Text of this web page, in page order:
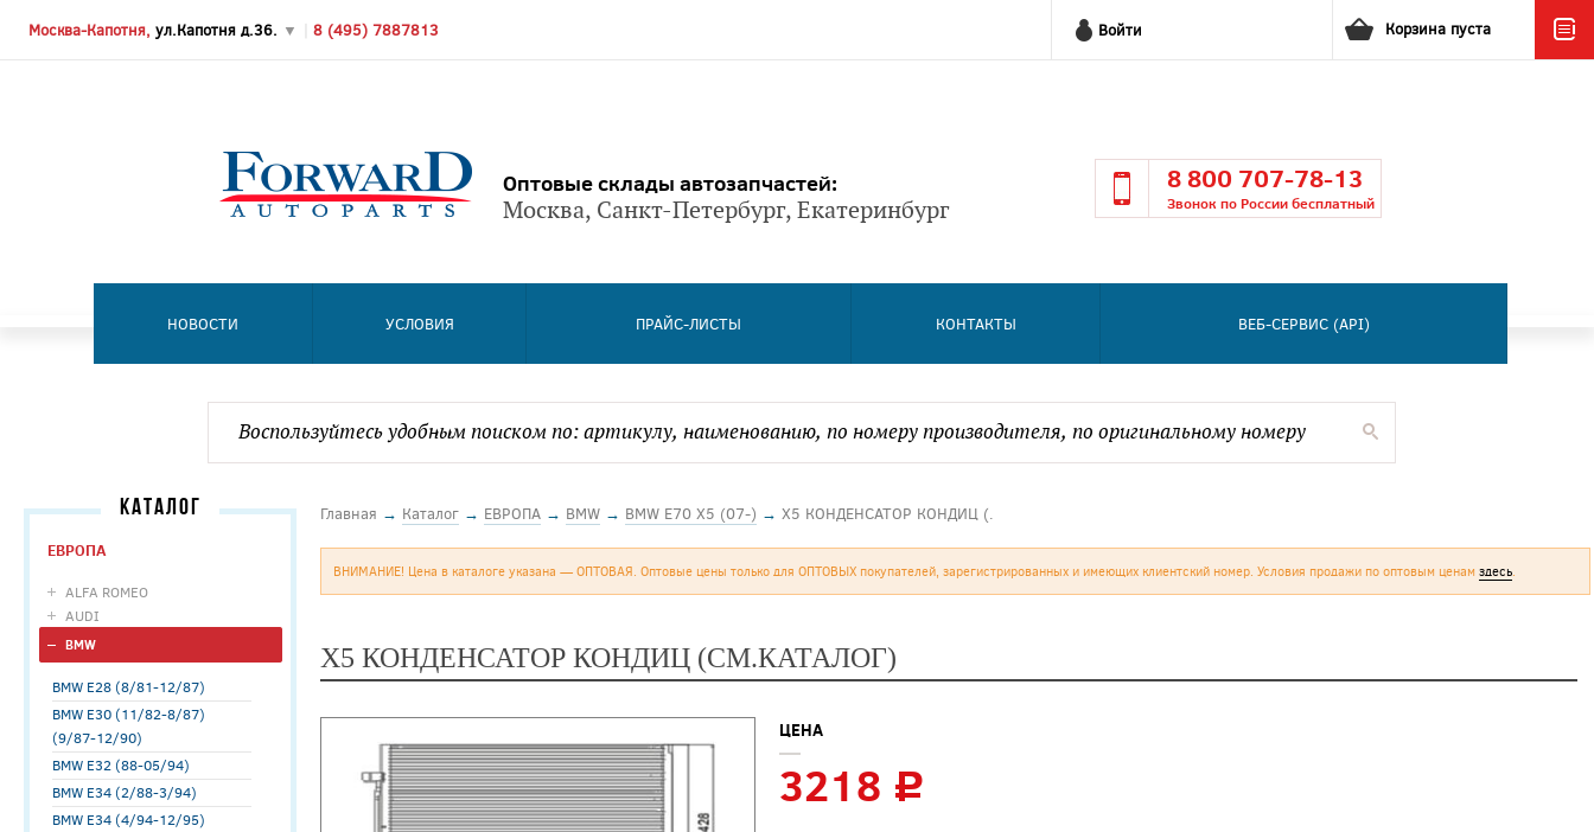
Москва-Капотня, ул.Капотня д.36. ▼ 8 (495) 7887813 Войти Корзина пуста
Оптовые склады автозапчастей:
Москва, Санкт-Петербург, Екатеринбург
8 800 707-78-13
Звонок по России бесплатный
НОВОСТИ УСЛОВИЯ ПРАЙС-ЛИСТЫ КОНТАКТЫ ВЕБ-СЕРВИС (API)
КАТАЛОГ
ЕВРОПА
ALFA ROMEO
AUDI
BMW
BMW E28 (8/81-12/87)
BMW E30 (11/82-8/87)
(9/87-12/90)
BMW E32 (88-05/94)
BMW E34 (2/88-3/94)
BMW E34 (4/94-12/95)
Главная → Каталог → ЕВРОПА → BMW → BMW E70 X5 (07-) → X5 КОНДЕНСАТОР КОНДИЦ (.
ВНИМАНИЕ! Цена в каталоге указана — ОПТОВАЯ. Оптовые цены только для ОПТОВЫХ покупателей, зарегистрированных и имеющих клиентский номер. Условия продажи по оптовым ценам здесь.
X5 КОНДЕНСАТОР КОНДИЦ (СМ.КАТАЛОГ)
ЦЕНА
3218 c